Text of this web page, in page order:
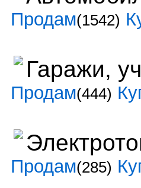
Продам(1542)
Гаражи,
Продам(444)
Продам(285)